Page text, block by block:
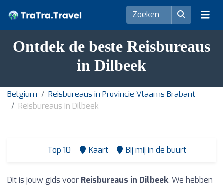
Ontdek de beste Reisbureaus
in Dilbeek
Belgium
Reisbureaus in Provincie Vlaams Brabant
Reisbureaus in Dilbeek
Top 10 Kaart Bij mij in de buurt
Dit is jouw gids voor Reisbureaus in Dilbeek. We hebben